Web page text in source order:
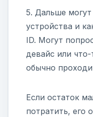
5. Дальше
устройства и
ID. Могут
девайс или
обычно
Если остаток
потратить, его